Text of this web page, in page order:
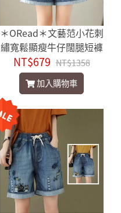
＊ORead＊文藝范小花刺
繡寬鬆顯瘦牛仔闊腿短褲
(藍色M~XL)
NT$679 NT$1358
加入購物車